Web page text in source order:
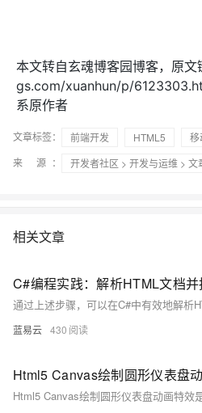
本文转自玄魂博客园博客，原
gs.com/xuanhun/p/
系原作者
文章标签： 前端开发 HTML5 移
来 源：
开发者社区 > 开发与运维 > 文
相关文章
C#编程实践：解析HTML文档
蓝易云 430
Html5 Canvas绘制圆形仪表盘